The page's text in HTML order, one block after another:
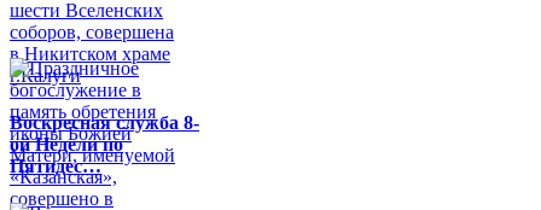
Воскресная служба 8-
ой Недели по
Пятидес…